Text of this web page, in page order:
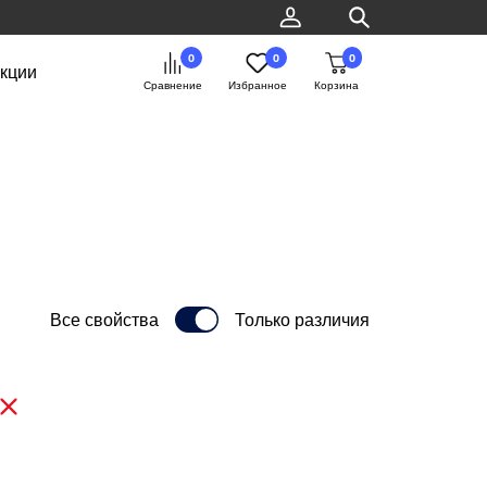
0
Сравнение
0
Избранное
0
Корзина
Все свойства Только различия